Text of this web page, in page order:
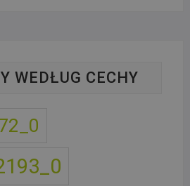
WEDŁUG CECHY